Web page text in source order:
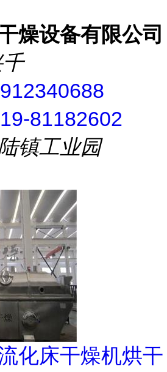
燥设备有限公司
81182602
镇工业园
化床干燥机烘干